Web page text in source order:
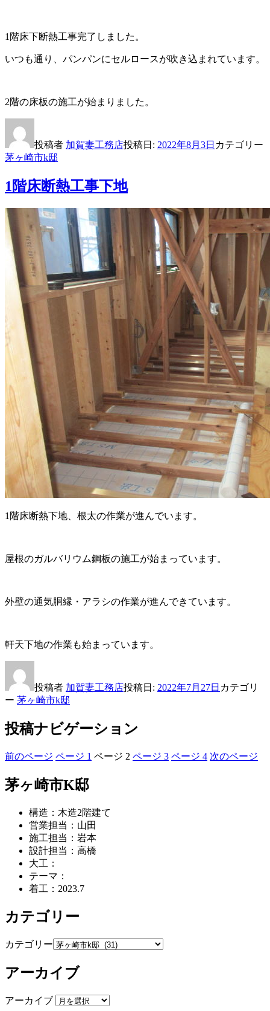
1階床下断熱工事完了しました。
いつも通り、パンパンにセルロースが吹き込まれています。
2階の床板の施工が始まりました。
投稿者 加賀妻工務店投稿日: 2022年8月3日 カテゴリー
茅ヶ崎市k邸
1階床断熱工事下地
1階床断熱下地、根太の作業が進んでいます。
屋根のガルバリウム鋼板の施工が始まっています。
外壁の通気胴縁・アラシの作業が進んできています。
軒天下地の作業も始まっています。
投稿者 加賀妻工務店投稿日: 2022年7月27日 カテゴリ
ー 茅ヶ崎市k邸
投稿ナビゲーション
前のページ ページ 1 ページ 2 ページ 3 ページ 4 次のページ
茅ヶ崎市K邸
構造：木造2階建て
営業担当：山田
施工担当：岩本
設計担当：高橋
大工：
テーマ：
着工：2023.7
カテゴリー
カテゴリー
アーカイブ
アーカイブ